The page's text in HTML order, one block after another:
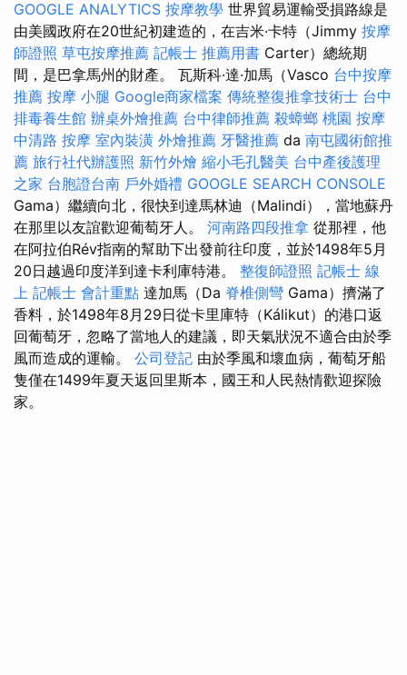
GOOGLE ANALYTICS 按摩教學 世界貿易運輸受損路線是
由美國政府在20世紀初建造的，在吉米·卡特（Jimmy 按摩
師證照 草屯按摩推薦 記帳士 推薦用書 Carter）總統期
間，是巴拿馬州的財產。 瓦斯科·達·加馬（Vasco 台中按摩
推薦 按摩 小腿 Google商家檔案 傳統整復推拿技術士 台中
排毒養生館 辦桌外燴推薦 台中律師推薦 殺蟑螂 桃園 按摩
中清路 按摩 室內裝潢 外燴推薦 牙醫推薦 da 南屯國術館推
薦 旅行社代辦護照 新竹外燴 縮小毛孔醫美 台中產後護理
之家 台胞證台南 戶外婚禮 GOOGLE SEARCH CONSOLE
Gama）繼續向北，很快到達馬林迪（Malindi），當地蘇丹
在那里以友誼歡迎葡萄牙人。 河南路四段推拿 從那裡，他
在阿拉伯Rév指南的幫助下出發前往印度，並於1498年5月
20日越過印度洋到達卡利庫特港。 整復師證照 記帳士 線
上 記帳士 會計重點 達加馬（Da 脊椎側彎 Gama）擠滿了
香料，於1498年8月29日從卡里庫特（Kálikut）的港口返
回葡萄牙，忽略了當地人的建議，即天氣狀況不適合由於季
風而造成的運輸。 公司登記 由於季風和壞血病，葡萄牙船
隻僅在1499年夏天返回里斯本，國王和人民熱情歡迎探險
家。